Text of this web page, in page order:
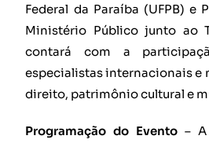
Federal da Paraíba (UFPB) e
Ministério Público junto ao
contará com a
especialistas internacionais e
direito, patrimônio cultural e
Programação do Evento – A